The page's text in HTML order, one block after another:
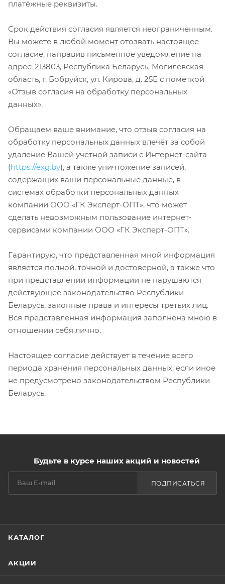
платёжные реквизиты.
Срок действия согласия является неограниченным.
Вы можете в любой момент отозвать настоящее
согласие, направив письменное уведомление на
адрес: 213803, Республика Беларусь, Могилёвская
область, г. Бобруйск, ул. Кирова, д. 25Е с пометкой
«Отзыв согласия на обработку персональных
данных».
Обращаем ваше внимание, что отзыв согласия на
обработку персональных данных влечёт за собой
удаление Вашей учётной записи с Интернет-сайта
(https://exg.by), а также уничтожение записей,
содержащих ваши персональные данные, в
системах обработки персональных данных
компании ООО «ГК Эксперт-ОПТ», что может
сделать невозможным пользование интернет-
сервисами компании ООО «ГК Эксперт-ОПТ».
Гарантирую, что представленная мной информация
является полной, точной и достоверной, а также что
при представлении информации не нарушаются
действующее законодательство Республики
Беларусь, законные права и интересы третьих лиц.
Вся представленная информация заполнена мною в
отношении себя лично.
Настоящее согласие действует в течение всего
периода хранения персональных данных, если иное
не предусмотрено законодательством Республики
Беларусь.
Будьте в курсе наших акций и новостей
ПОДПИСАТЬСЯ
КАТАЛОГ
АКЦИИ